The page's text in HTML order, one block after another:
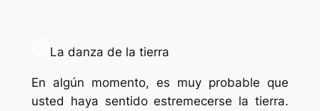
La danza de la tierra
En algún momento, es muy probable que
usted haya sentido estremecerse la tierra.